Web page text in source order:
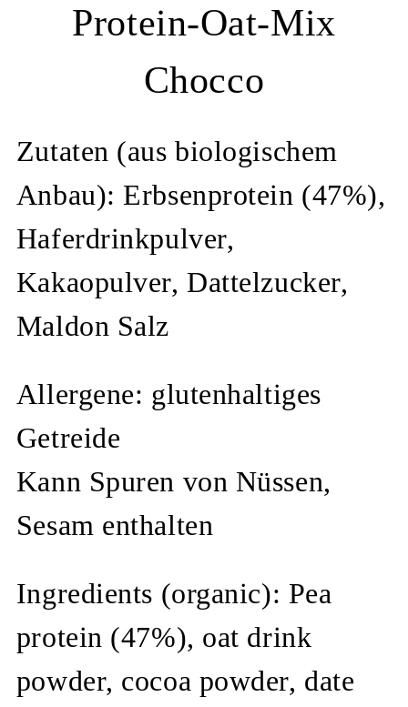
Protein-Oat-Mix
Chocco
Zutaten (aus biologischem
Anbau): Erbsenprotein (47%),
Haferdrinkpulver,
Kakaopulver, Dattelzucker,
Maldon Salz
Allergene: glutenhaltiges
Getreide
Kann Spuren von Nüssen,
Sesam enthalten
Ingredients (organic): Pea
protein (47%), oat drink
powder, cocoa powder, date